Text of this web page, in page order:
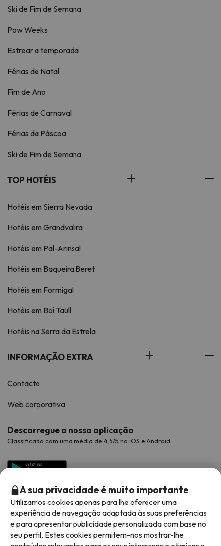
Ski de Fim de Semana
Pow Weeks
Estrear a temporada
Férias de Natal
Fim de Ano
Férias de Carnaval
Férias da Páscoa
Ski de Fim de Semana
TOP HOTÉIS
Hotéis em Sierra Nevada
Hotéis em Grandvalira
Hotéis em Pal-Arinsal
Hotéis em Baqueira Beret
Hotéis em Formigal
Hotéis em Boí Taüll
Hotéis na Serra da Estrela
INFORMAÇÃO EXTRA
Contacto
Web corporativa
Descarregue a nossa aplicação
Classificado com uma média de 4,6/5 no iOS e Android.
A sua privacidade é muito importante
Utilizamos cookies apenas para lhe oferecer uma
experiência de navegação adaptada às suas preferências
e para apresentar publicidade personalizada com base no
seu perfil. Estes cookies permitem-nos mostrar-lhe